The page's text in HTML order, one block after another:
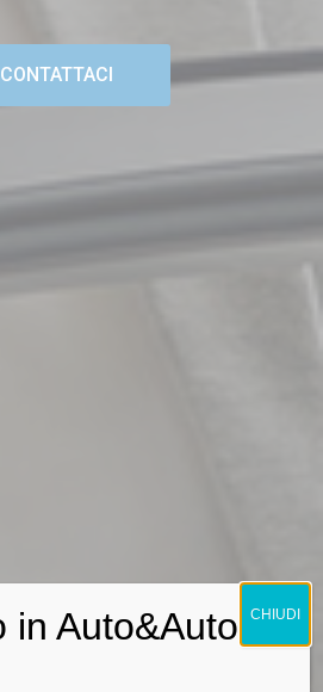
CONTATTACI
in Auto&Auto
CHIUDI